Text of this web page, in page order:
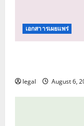
เอกสาารเผยแพร่
legal August 6,